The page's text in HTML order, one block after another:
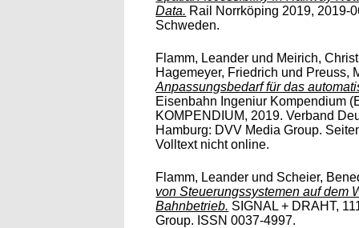
Data. Rail Norrköping 2019, 2019-
Schweden.
Flamm, Leander und Meirich,
Hagemeyer, Friedrich und Preuss,
Anpassungsbedarf für das
Eisenbahn Ingeniur Kompendium
KOMPENDIUM, 2019. Verband
Hamburg: DVV Media Group.
Volltext nicht online.
Flamm, Leander und Scheier,
von Steuerungssystemen auf dem
Bahnbetrieb. SIGNAL + DRAHT,
Group. ISSN 0037-4997.